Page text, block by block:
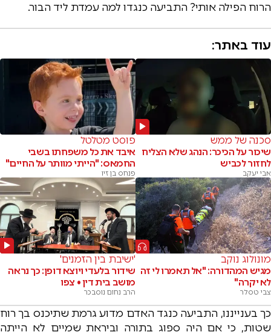
הרוח הפילה אותי? התביעה כנגדו למה עמדת ליד הבור.
עוד באתר:
סכנה של ממש
שיכור על הכיכר: הנהג שלא הצליח
לחזור לכביש
אבי יעקב
פוסט מטלטל
איבד את כל משפחתו בשבי
החמאס: "הייתי מוותר על החיים"
פנחס בן זיו
מונולוג נוקב
מגיש המהדורה: "אל תאמרו לי זה
לא יקרה"
צבי טסלר
'ישיבת בין הזמנים'
שידור בלעדי ויוצא דופן: כך נראה
מושב בית דין • צפו
הרב נחום נוסבכר
כך בענייננו, התביעה כנגד האדם מדוע גרמת שתיכנס בך רוח
שטות, כי אם היה ספוג בתורה וביראת שמיים לא הייתה